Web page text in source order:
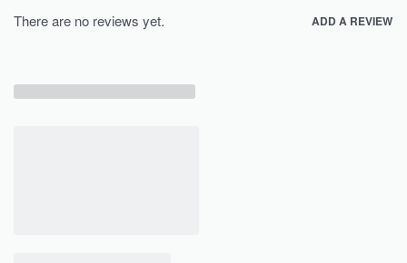
There are no reviews yet. ADD A REVIEW